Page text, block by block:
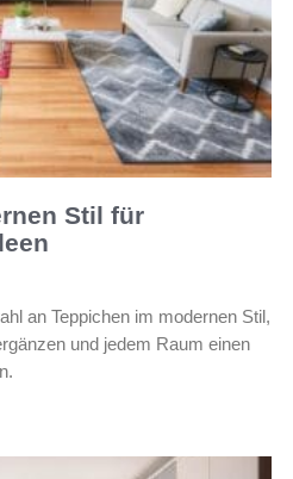
Stil für
an Teppichen im modernen Stil,
und jedem Raum einen